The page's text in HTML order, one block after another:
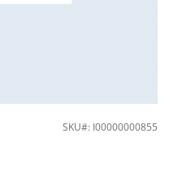
SKU#: I00000000855